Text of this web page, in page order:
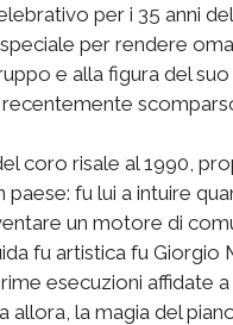
per i 35 anni
per rendere
e alla figura del
coro risale al 1990,
paese: fu lui a intuire
un motore di
fu artistica fu Giorgio
esecuzioni affidate
allora, la magia del